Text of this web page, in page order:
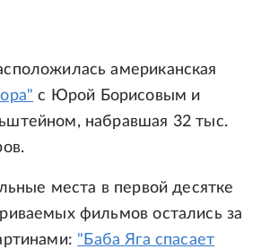
американская
с Юрой Борисовым и
набравшая 32 тыс.
места в первой десятке
фильмов остались за
"Баба Яга спасает